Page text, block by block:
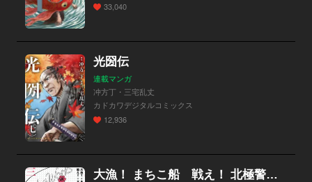
33,040
光圀伝
連載マンガ
冲方丁・三宅乱丈
カドカワデジタルコミックス
12,936
大漁！ まちこ船 戦え！ 北極警備隊 三宅乱丈 Extra Works